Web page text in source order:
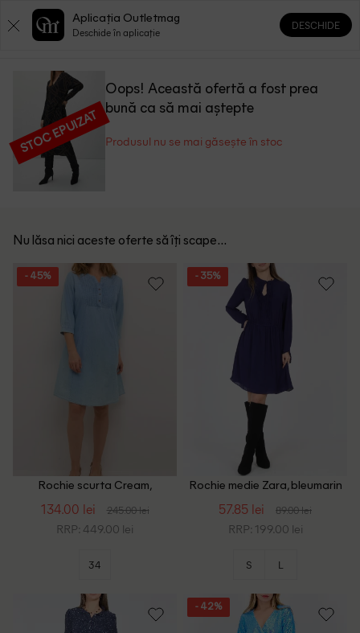
0 0
STOC EPUIZAT
Oops! Această ofertă a fost prea
bună ca să mai aștepte
Produsul nu se mai găsește în stoc
Nu lăsa nici aceste oferte să îți scape...
- 45%
Rochie scurta Cream,
134.00 lei 245.00 lei
RRP: 449.00 lei
34
- 35%
Rochie medie Zara, bleumarin
57.85 lei 89.00 lei
RRP: 199.00 lei
S L
- 42%
Aplicația Outletmag
Deschide în aplicație
DESCHIDE